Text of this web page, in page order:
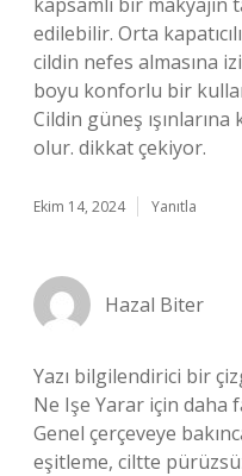
edilebilir. Orta
cildin nefes almasına
boyu konforlu bir
Cildin güneş ışınlarına
olur. dikkat çekiyor.
Ekim 14, 2024 Yanıtla
Hazal Biter
Yazı bilgilendirici bir
Ne Işe Yarar için daha
Genel çerçeveye
eşitleme, ciltte